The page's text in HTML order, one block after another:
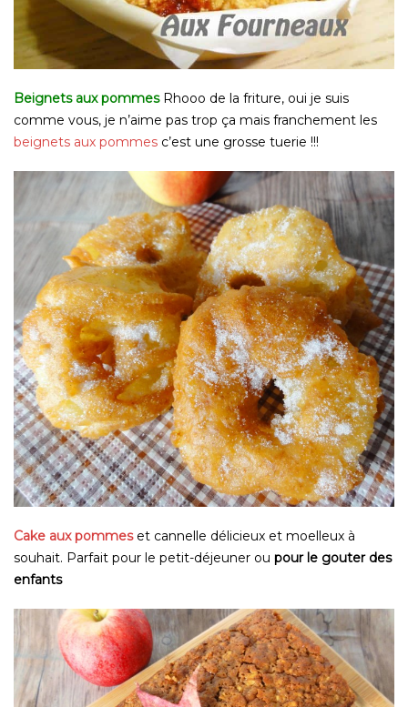
Beignets aux pommes Rhooo de la friture, oui je suis
comme vous, je n’aime pas trop ça mais franchement les
beignets aux pommes c’est une grosse tuerie !!!
Cake aux pommeset cannelle délicieux et moelleux à
souhait. Parfait pour le petit-déjeuner ou pour le gouter des
enfants